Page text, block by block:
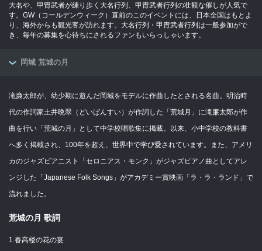
大名や、甲冑武者が練り歩く大名行列、甲冑武者行列の壮観な催しが人気で
す。GW（コールデンウィーク）直前のこのイベントには、日本全国はもとよ
り、海外からも観光客が訪れます。大名行列・甲冑武者行列は一般参加がで
き、毎年の募集を心待ちにされるファンもいらっしゃいます。
岡城 荒城の月
滝廉太郎が、幼少期に遊んだ岡城をモデルに作曲したとされる名曲。明治時
代の作詞家土井晩翠（どいばんすい）が作詞した「荒城月」に滝廉太郎が作
曲を行い「荒城の月」として中学校唱歌集に掲載。以来、小中学校の教科書
へ多く掲載され、100年を超え、世界中で学び愛されています。また、アメリ
カのジャズピアニスト「セロニアス・モンク」がジャズピアノ曲としてアレ
ンジした「Japanese Folk Songs」がアカデミー賞映画「ラ・ラ・ランド」で
流れました。
荒城の月 歌詞
1.春高楼の花の宴